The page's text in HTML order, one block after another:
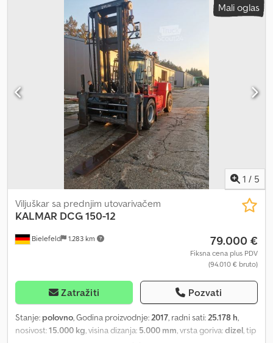
Mali oglas
1 / 5
Bielefeld 1.283 km
Viljuškar sa prednjim utovarivačem
KALMAR DCG 150-12
79.000 €
Fiksna cena plus PDV
(94.010 € bruto)
Zatražiti Pozvati
Stanje: polovno, Godina proizvodnje:2017, radni sati:25.178 h,
nosivost:15.000 kg, visina dizanja: 5.000 mm, vrsta goriva:dizel, tip